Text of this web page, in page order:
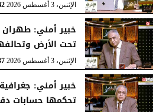
الإثنين، 3 أغسطس 2026
خبير أمني: طهران
تحت الأرض
الإثنين، 3 أغسطس 2026
خبير أمني:
تحكمها حسابات دقيقة بـ